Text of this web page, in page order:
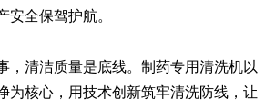
安全保驾护航。
清洁质量是底线。制药专用清洗机以
为核心，用技术创新筑牢清洗防线，让